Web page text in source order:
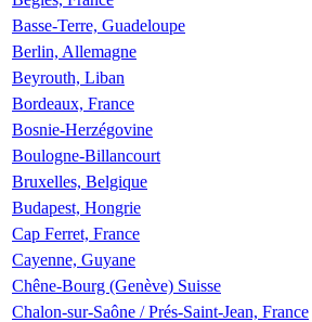
Basse-Terre, Guadeloupe
Berlin, Allemagne
Beyrouth, Liban
Bordeaux, France
Bosnie-Herzégovine
Boulogne-Billancourt
Bruxelles, Belgique
Budapest, Hongrie
Cap Ferret, France
Cayenne, Guyane
Chêne-Bourg (Genève) Suisse
Chalon-sur-Saône / Prés-Saint-Jean, France